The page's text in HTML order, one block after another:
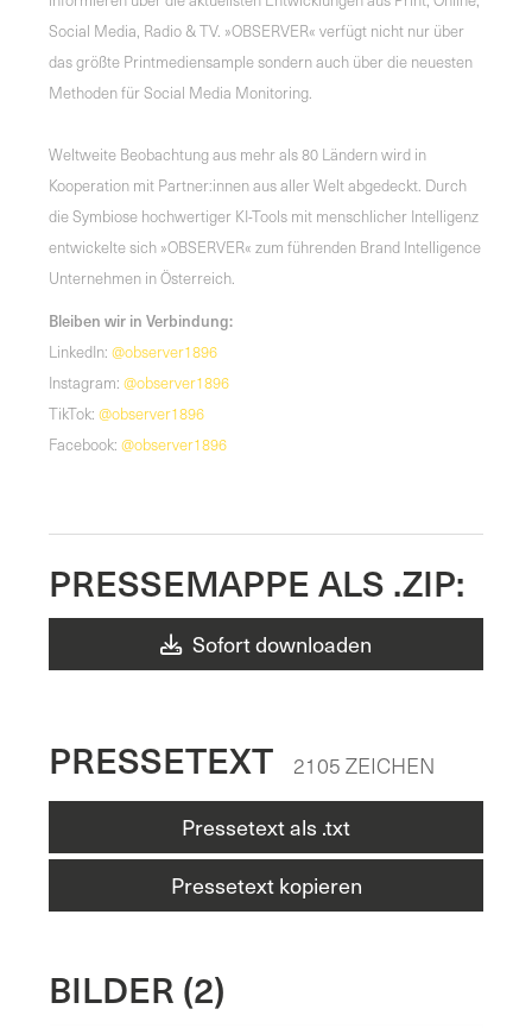
Social Media, Radio & TV. »OBSERVER« verfügt nicht nur über
das größte Printmediensample sondern auch über die neuesten
Methoden für Social Media Monitoring.
Weltweite Beobachtung aus mehr als 80 Ländern wird in
Kooperation mit Partner:innen aus aller Welt abgedeckt. Durch
die Symbiose hochwertiger KI-Tools mit menschlicher Intelligenz
entwickelte sich »OBSERVER« zum führenden Brand Intelligence
Unternehmen in Österreich.
Bleiben wir in Verbindung:
LinkedIn: @observer1896
Instagram: @observer1896
TikTok: @observer1896
Facebook: @observer1896
PRESSEMAPPE ALS .ZIP:
Sofort downloaden
PRESSETEXT
2105 ZEICHEN
Pressetext als .txt
Pressetext kopieren
BILDER (2)